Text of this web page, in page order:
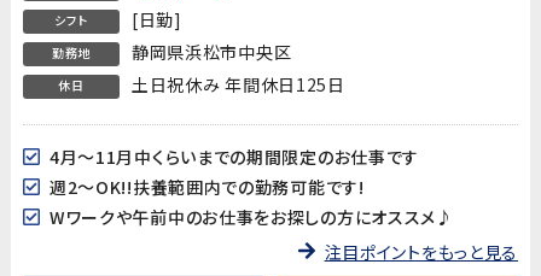
シフト [日勤]
勤務地 静岡県浜松市中央区
休日 土日祝休み 年間休日125日
4月～11月中くらいまでの期間限定のお仕事です
週2～OK!!扶養範囲内での勤務可能です!
Wワークや午前中のお仕事をお探しの方にオススメ♪
注目ポイントをもっと見る